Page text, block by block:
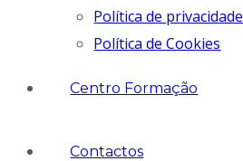
Política de privacidade
Política de Cookies
Centro Formação
Contactos